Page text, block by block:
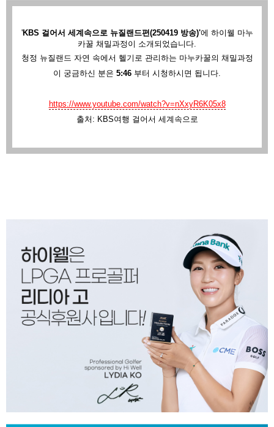
'KBS 걸어서 세계속으로 뉴질랜드편(250419 방송)'에 하이웰 마누
카꿀 채밀과정이 소개되었습니다.
청정 뉴질랜드 자연 속에서 헬기로 관리하는 마누카꿀의 채밀과정
이 궁금하신 분은 5:46 부터 시청하시면 됩니다.
https://www.youtube.com/watch?v=nXxyR6K05x8
출처: KBS여행 걸어서 세계속으로